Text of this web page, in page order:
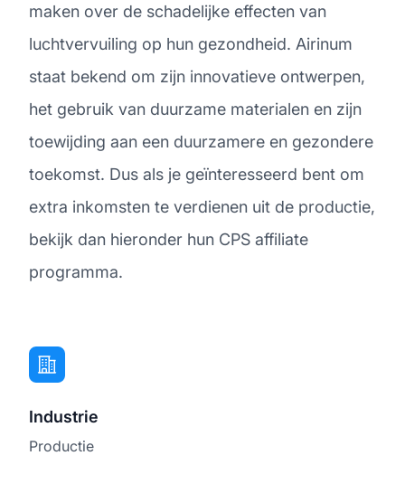
maken over de schadelijke effecten van
luchtvervuiling op hun gezondheid. Airinum
staat bekend om zijn innovatieve ontwerpen,
het gebruik van duurzame materialen en zijn
toewijding aan een duurzamere en gezondere
toekomst. Dus als je geïnteresseerd bent om
extra inkomsten te verdienen uit de productie,
bekijk dan hieronder hun CPS affiliate
programma.
Industrie
Productie